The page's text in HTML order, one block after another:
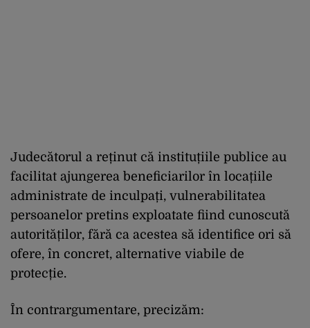
Judecătorul a reținut că instituțiile publice au
facilitat ajungerea beneficiarilor în locațiile
administrate de inculpați, vulnerabilitatea
persoanelor pretins exploatate fiind cunoscută
autorităților, fără ca acestea să identifice ori să
ofere, în concret, alternative viabile de
protecție.
În contrargumentare, precizăm: